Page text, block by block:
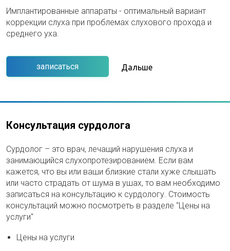
Имплантированные аппараты - оптимальный вариант
коррекции слуха при проблемах слухового прохода и
среднего уха.
записаться Дальше
Консультация сурдолога
Сурдолог – это врач, лечащий нарушения слуха и
занимающийся слухопротезированием. Если вам
кажется, что вы или ваши близкие стали хуже слышать
или часто страдать от шума в ушах, то вам необходимо
записаться на консультацию к сурдологу. Стоимость
консультаций можно посмотреть в разделе "Цены на
услуги"
Цены на услуги